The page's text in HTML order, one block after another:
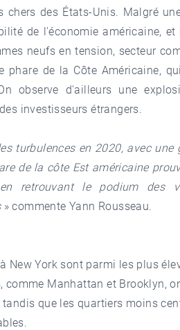
chers des États-Unis. Malgré
de l'économie américaine, et
neufs en tension, secteur
phare de la Côte Américaine,
observe d'ailleurs une
investisseurs étrangers.
turbulences en 2020, avec une
de la côte Est américaine p
en retrouvant le podium des
» commente Yann Rousseau.
New York sont parmi les plus
comme Manhattan et Brooklyn,
que les quartiers moins